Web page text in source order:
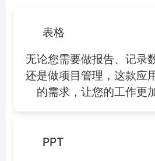
表格
无论您需要做报告、记录
还是做项目管理，这款应
的需求，让您的工作更
PPT